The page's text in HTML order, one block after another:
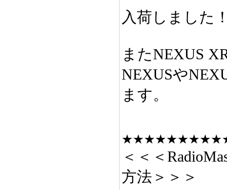
入荷しました
またNEXUS
NEXUSや
ます。
＜＜＜
方法＞＞＞